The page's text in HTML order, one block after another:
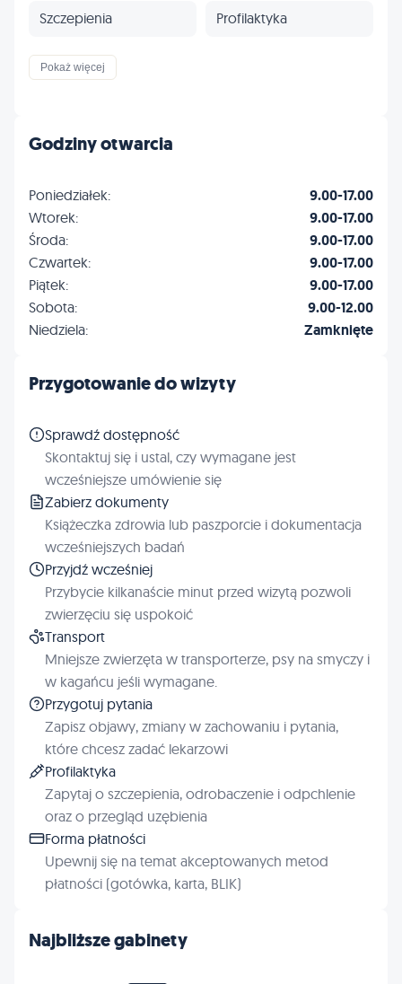
Szczepienia Profilaktyka
Inne
Pokaż więcej
Najbliższe gabinety
Godziny otwarcia
Poniedziałek: 9.00-17.00
Wtorek: 9.00-17.00
Środa: 9.00-17.00
Czwartek: 9.00-17.00
Piątek: 9.00-17.00
Sobota: 9.00-12.00
Niedziela: Zamknięte
Przygotowanie do wizyty
Sprawdź dostępność
Skontaktuj się i ustal, czy wymagane jest
wcześniejsze umówienie się
Zabierz dokumenty
Książeczka zdrowia lub paszporcie i dokumentacja
wcześniejszych badań
Przyjdź wcześniej
Przybycie kilkanaście minut przed wizytą pozwoli
zwierzęciu się uspokoić
Transport
Mniejsze zwierzęta w transporterze, psy na smyczy i
w kagańcu jeśli wymagane.
Przygotuj pytania
Zapisz objawy, zmiany w zachowaniu i pytania,
które chcesz zadać lekarzowi
Profilaktyka
Zapytaj o szczepienia, odrobaczenie i odpchlenie
oraz o przegląd uzębienia
Forma płatności
Upewnij się na temat akceptowanych metod
płatności (gotówka, karta, BLIK)